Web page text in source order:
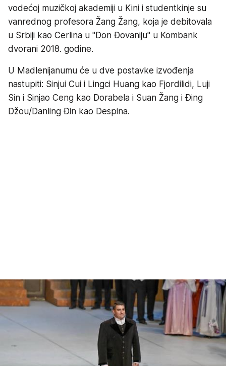
vodećoj muzičkoj akademiji u Kini i studentkinje su
vanrednog profesora Žang Žang, koja je debitovala
u Srbiji kao Cerlina u "Don Đovaniju" u Kombank
dvorani 2018. godine.
U Madlenijanumu će u dve postavke izvođenja
nastupiti: Sinjui Cui i Lingci Huang kao Fjordilidi, Luji
Sin i Sinjao Ceng kao Dorabela i Suan Žang i Đing
Džou/Danling Đin kao Despina.